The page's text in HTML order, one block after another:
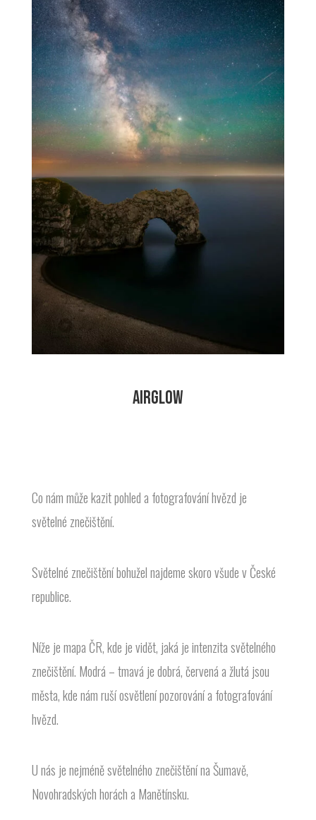
AIRGLOW
Co nám může kazit pohled a fotografování hvězd je
světelné znečištění.
Světelné znečištění bohužel najdeme skoro všude v České
republice.
Níže je mapa ČR, kde je vidět, jaká je intenzita světelného
znečištění. Modrá – tmavá je dobrá, červená a žlutá jsou
města, kde nám ruší osvětlení pozorování a fotografování
hvězd.
U nás je nejméně světelného znečištění na Šumavě,
Novohradských horách a Manětínsku.